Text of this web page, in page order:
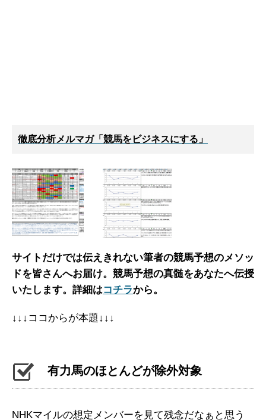
徹底分析メルマガ「競馬をビジネスにする」
サイトだけでは伝えきれない筆者の競馬予想のメソッ
ドを皆さんへお届け。 競馬予想の真髄をあなたへ伝授
いたします。詳細はコチラから。
↓↓↓ココからが本題↓↓↓
有力馬のほとんどが除外対象
NHKマイルの想定メンバーを見て残念だなぁと思う